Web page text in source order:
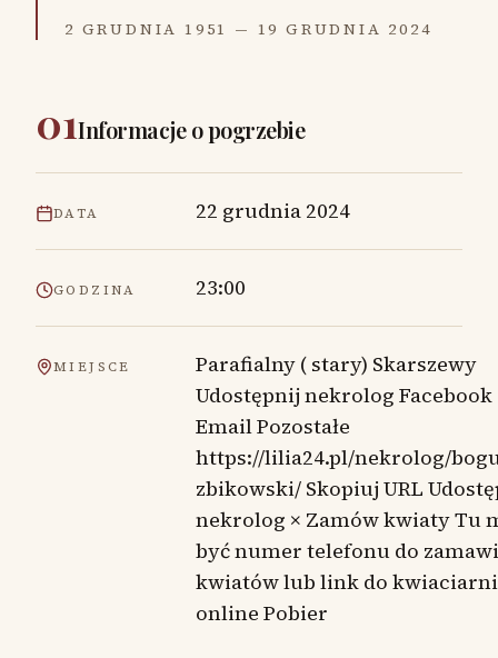
2 GRUDNIA 1951 — 19 GRUDNIA 2024
01Informacje o pogrzebie
DATA 22 grudnia 2024
GODZINA 23:00
MIEJSCE
Parafialny ( stary) Skarszewy
Udostępnij nekrolog Facebook
Email Pozostałe
https://lilia24.pl/nekrolog/
zbikowski/ Skopiuj URL
nekrolog × Zamów kwiaty Tu
być numer telefonu do
kwiatów lub link do kwiaciarni
online Pobier